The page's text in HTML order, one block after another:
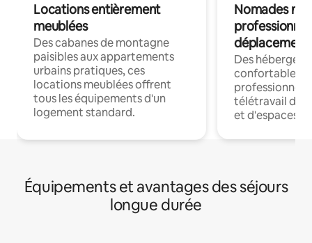
Locations entièrement
meublées
Des cabanes de montagne
paisibles aux appartements
urbains pratiques, ces
locations meublées offrent
tous les équipements d'un
logement standard.
Nomades
déplacement
Des
confortables
professionnels
télétravail
et d'espaces
Équipements et avantages des séjours
longue durée